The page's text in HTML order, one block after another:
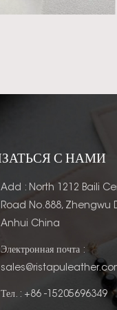
С НАМИ
Add : North 1212 Baili
Road No.888, Zhengwu
Anhui China
Электронная почта :
Тел. : +86 -15205696349